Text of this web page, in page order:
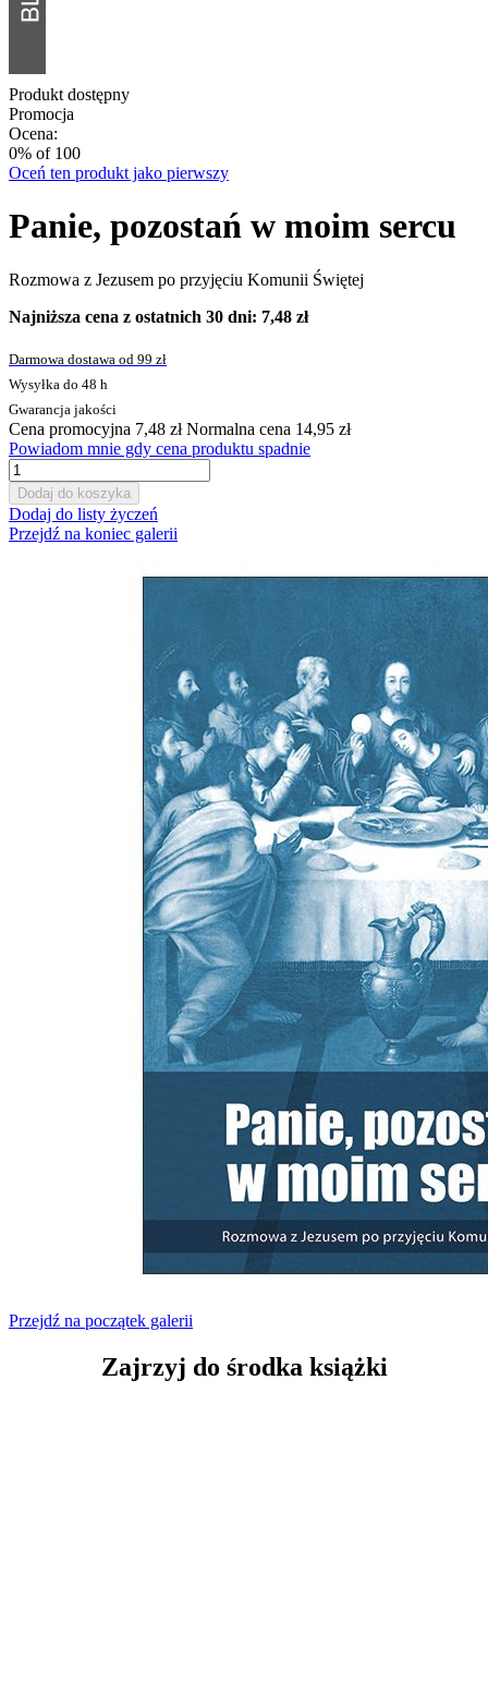
Produkt dostępny
Promocja
Ocena:
0% of 100
Oceń ten produkt jako pierwszy
Panie, pozostań w moim sercu
Rozmowa z Jezusem po przyjęciu Komunii Świętej
Najniższa cena z ostatnich 30 dni: 7,48 zł
Darmowa dostawa od 99 zł
Wysyłka do 48 h
Gwarancja jakości
Cena promocyjna 7,48 zł Normalna cena 14,95 zł
Powiadom mnie gdy cena produktu spadnie
Dodaj do koszyka
Dodaj do listy życzeń
Przejdź na koniec galerii
Przejdź na początek galerii
Zajrzyj do środka książki